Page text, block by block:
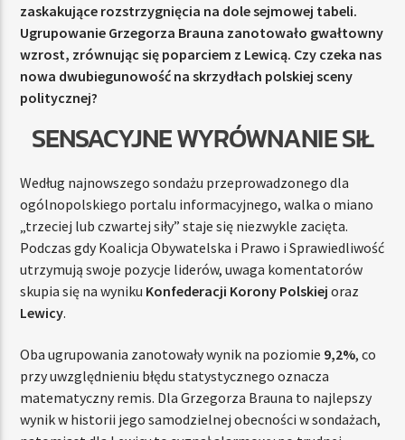
zaskakujące rozstrzygnięcia na dole sejmowej tabeli.
Ugrupowanie Grzegorza Brauna zanotowało gwałtowny
wzrost, zrównując się poparciem z Lewicą. Czy czeka nas
nowa dwubiegunowość na skrzydłach polskiej sceny
politycznej?
SENSACYJNE WYRÓWNANIE SIŁ
Według najnowszego sondażu przeprowadzonego dla
ogólnopolskiego portalu informacyjnego, walka o miano
„trzeciej lub czwartej siły” staje się niezwykle zacięta.
Podczas gdy Koalicja Obywatelska i Prawo i Sprawiedliwość
utrzymują swoje pozycje liderów, uwaga komentatorów
skupia się na wyniku Konfederacji Korony Polskiej oraz
Lewicy.
Oba ugrupowania zanotowały wynik na poziomie 9,2%, co
przy uwzględnieniu błędu statystycznego oznacza
matematyczny remis. Dla Grzegorza Brauna to najlepszy
wynik w historii jego samodzielnej obecności w sondażach,